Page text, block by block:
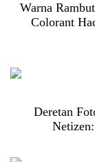
Warna
Colorant
Deretan